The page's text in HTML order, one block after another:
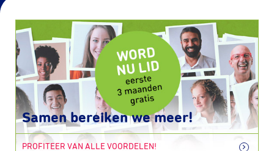
Samen bereiken we meer!
PROFITEER VAN ALLE VOORDELEN!